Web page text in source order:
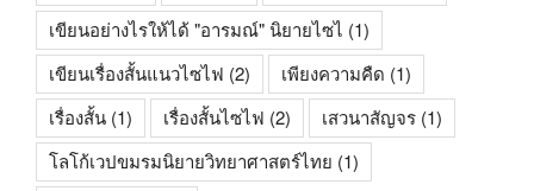
เขียนอย่างไรให้ได้ "อารมณ์" นิยายไซไ (1)
เขียนเรื่องสั้นแนวไซไฟ (2) เพียงความคืด (1)
เรื่องสั้น (1) เรื่องสั้นไซไฟ (2) เสวนาสัญจร (1)
โลโก้เวปขมรมนิยายวิทยาศาสตร์ไทย (1)